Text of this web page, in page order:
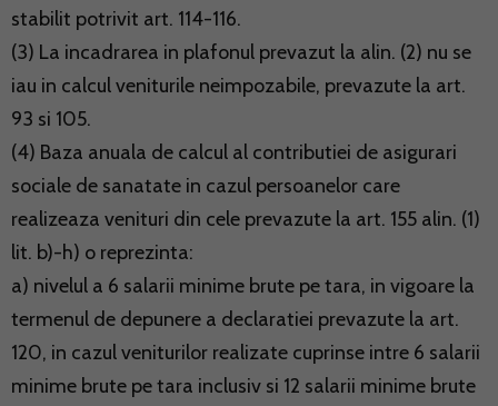
stabilit potrivit art. 114-116.
(3) La incadrarea in plafonul prevazut la alin. (2) nu se
iau in calcul veniturile neimpozabile, prevazute la art.
93 si 105.
(4) Baza anuala de calcul al contributiei de asigurari
sociale de sanatate in cazul persoanelor care
realizeaza venituri din cele prevazute la art. 155 alin. (1)
lit. b)-h) o reprezinta:
a) nivelul a 6 salarii minime brute pe tara, in vigoare la
termenul de depunere a declaratiei prevazute la art.
120, in cazul veniturilor realizate cuprinse intre 6 salarii
minime brute pe tara inclusiv si 12 salarii minime brute